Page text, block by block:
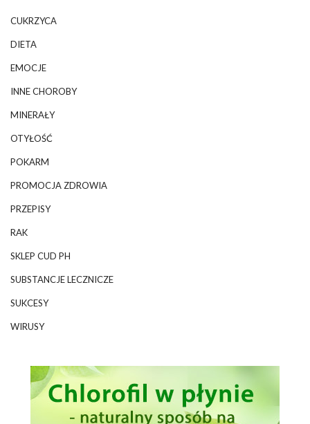
CUKRZYCA
DIETA
EMOCJE
INNE CHOROBY
MINERAŁY
OTYŁOŚĆ
POKARM
PROMOCJA ZDROWIA
PRZEPISY
RAK
SKLEP CUD PH
SUBSTANCJE LECZNICZE
SUKCESY
WIRUSY